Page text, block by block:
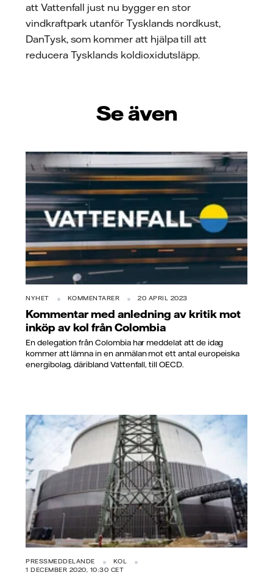
att Vattenfall just nu bygger en stor
vindkraftpark utanför Tysklands nordkust,
DanTysk, som kommer att hjälpa till att
reducera Tysklands koldioxidutsläpp.
Se även
NYHET KOMMENTARER 20 APRIL 2023
Kommentar med anledning av kritik mot
inköp av kol från Colombia
En delegation från Colombia har meddelat att de idag
kommer att lämna in en anmälan mot ett antal europeiska
energibolag, däribland Vattenfall, till OECD.
PRESSMEDDELANDE
KOL
1 DECEMBER 2020, 10:30 CET